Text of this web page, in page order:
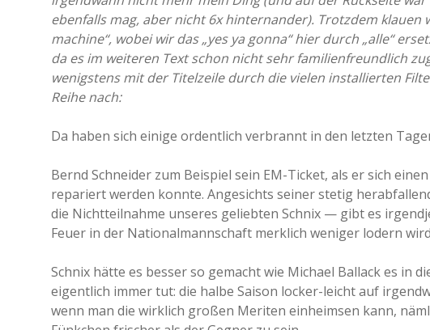
ebenfalls mag, aber nicht 6x hinternander). Trotzdem klauen
machine“, wobei wir das „yes ya gonna“ hier durch „alle“
da es im weiteren Text schon nicht sehr familienfreundlich
wenigstens mit der Titelzeile durch die vielen installierten
Reihe nach:
Da haben sich einige ordentlich verbrannt in den letzten
Bernd Schneider zum Beispiel sein EM-Ticket, als er sich
repariert werden konnte. Angesichts seiner stetig
die Nichtteilnahme unseres geliebten Schnix — gibt es
Feuer in der Nationalmannschaft merklich weniger lodern
Schnix hätte es besser so gemacht wie Michael Ballack es in
eigentlich immer tut: die halbe Saison locker-leicht auf
wenn man die wirklich großen Meriten einheimsen kann,